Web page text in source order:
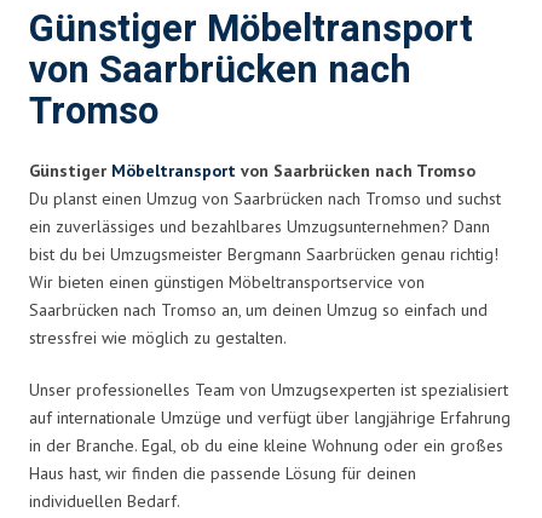
Günstiger Möbeltransport
von Saarbrücken nach
Tromso
Günstiger Möbeltransport von Saarbrücken nach Tromso
Du planst einen Umzug von Saarbrücken nach Tromso und suchst
ein zuverlässiges und bezahlbares Umzugsunternehmen? Dann
bist du bei Umzugsmeister Bergmann Saarbrücken genau richtig!
Wir bieten einen günstigen Möbeltransportservice von
Saarbrücken nach Tromso an, um deinen Umzug so einfach und
stressfrei wie möglich zu gestalten.
Unser professionelles Team von Umzugsexperten ist spezialisiert
auf internationale Umzüge und verfügt über langjährige Erfahrung
in der Branche. Egal, ob du eine kleine Wohnung oder ein großes
Haus hast, wir finden die passende Lösung für deinen
individuellen Bedarf.